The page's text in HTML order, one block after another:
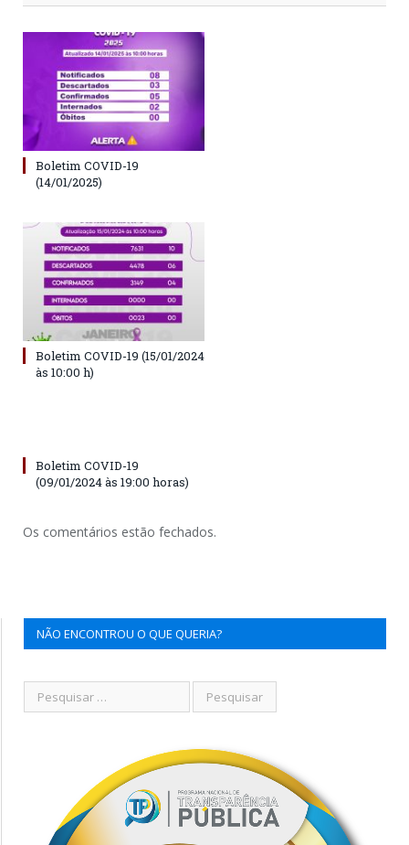
Boletim COVID-19
(14/01/2025)
Boletim COVID-19 (15/01/2024
às 10:00 h)
Boletim COVID-19
(09/01/2024 às 19:00 horas)
Os comentários estão fechados.
NÃO ENCONTROU O QUE QUERIA?